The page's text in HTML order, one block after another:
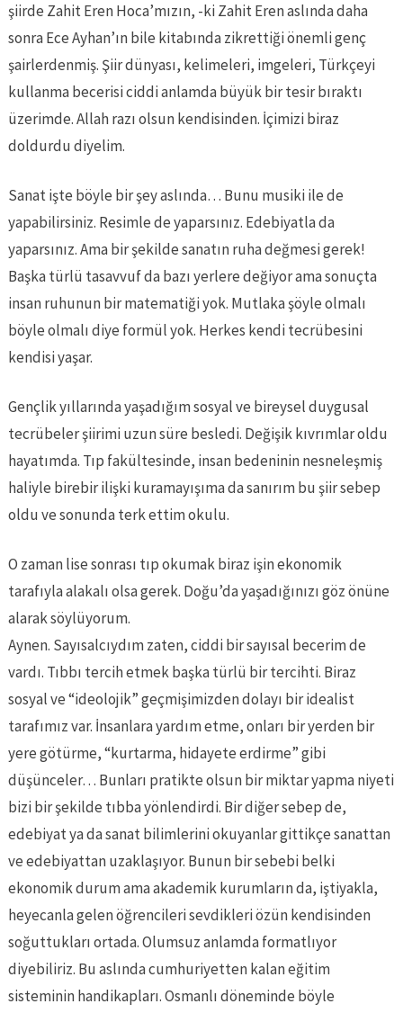
şiirde Zahit Eren Hoca’mızın, -ki Zahit Eren aslında daha
sonra Ece Ayhan’ın bile kitabında zikrettiği önemli genç
şairlerdenmiş. Şiir dünyası, kelimeleri, imgeleri, Türkçeyi
kullanma becerisi ciddi anlamda büyük bir tesir bıraktı
üzerimde. Allah razı olsun kendisinden. İçimizi biraz
doldurdu diyelim.
Sanat işte böyle bir şey aslında… Bunu musiki ile de
yapabilirsiniz. Resimle de yaparsınız. Edebiyatla da
yaparsınız. Ama bir şekilde sanatın ruha değmesi gerek!
Başka türlü tasavvuf da bazı yerlere değiyor ama sonuçta
insan ruhunun bir matematiği yok. Mutlaka şöyle olmalı
böyle olmalı diye formül yok. Herkes kendi tecrübesini
kendisi yaşar.
Gençlik yıllarında yaşadığım sosyal ve bireysel duygusal
tecrübeler şiirimi uzun süre besledi. Değişik kıvrımlar oldu
hayatımda. Tıp fakültesinde, insan bedeninin nesneleşmiş
haliyle birebir ilişki kuramayışıma da sanırım bu şiir sebep
oldu ve sonunda terk ettim okulu.
O zaman lise sonrası tıp okumak biraz işin ekonomik
tarafıyla alakalı olsa gerek. Doğu’da yaşadığınızı göz önüne
alarak söylüyorum.
Aynen. Sayısalcıydım zaten, ciddi bir sayısal becerim de
vardı. Tıbbı tercih etmek başka türlü bir tercihti. Biraz
sosyal ve “ideolojik” geçmişimizden dolayı bir idealist
tarafımız var. İnsanlara yardım etme, onları bir yerden bir
yere götürme, “kurtarma, hidayete erdirme” gibi
düşünceler… Bunları pratikte olsun bir miktar yapma niyeti
bizi bir şekilde tıbba yönlendirdi. Bir diğer sebep de,
edebiyat ya da sanat bilimlerini okuyanlar gittikçe sanattan
ve edebiyattan uzaklaşıyor. Bunun bir sebebi belki
ekonomik durum ama akademik kurumların da, iştiyakla,
heyecanla gelen öğrencileri sevdikleri özün kendisinden
soğuttukları ortada. Olumsuz anlamda formatlıyor
diyebiliriz. Bu aslında cumhuriyetten kalan eğitim
sisteminin handikapları. Osmanlı döneminde böyle